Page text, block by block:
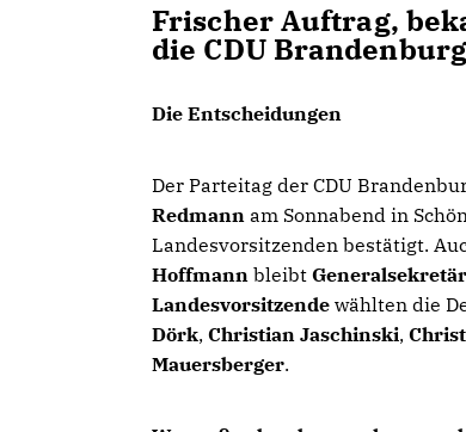
Frischer Auftrag,
die CDU
Die Entscheidungen
Der Parteitag der CDU
Redmann am Sonnabend in
Landesvorsitzenden bestätigt.
Hoffmann bleibt Generalsekretär
Landesvorsitzende wählten die
Dörk, Christian Jaschinski,
Mauersberger.